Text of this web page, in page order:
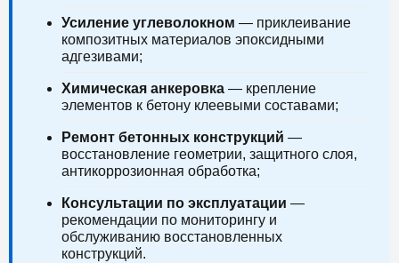
Усиление углеволокном — приклеивание
композитных материалов эпоксидными
адгезивами;
Химическая анкеровка — крепление
элементов к бетону клеевыми составами;
Ремонт бетонных конструкций —
восстановление геометрии, защитного слоя,
антикоррозионная обработка;
Консультации по эксплуатации —
рекомендации по мониторингу и
обслуживанию восстановленных
конструкций.